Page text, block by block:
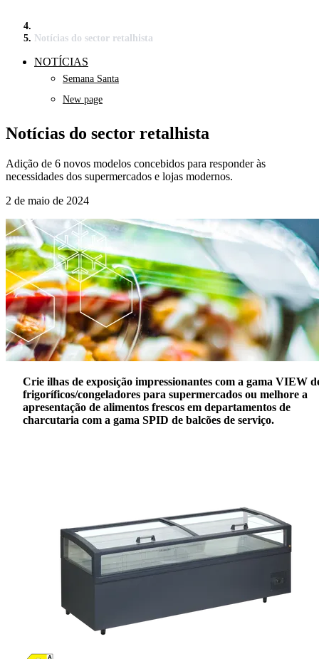
Notícias do sector retalhista
NOTÍCIAS
Semana Santa
New page
Notícias do sector retalhista
Adição de 6 novos modelos concebidos para responder às
necessidades dos supermercados e lojas modernos.
2 de maio de 2024
Crie ilhas de exposição impressionantes com a gama VIEW
frigoríficos/congeladores para supermercados ou melhore a
apresentação de alimentos frescos em departamentos de
charcutaria com a gama SPID de balcões de serviço.